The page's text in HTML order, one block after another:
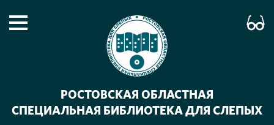
РОСТОВСКАЯ ОБЛАСТНАЯ
СПЕЦИАЛЬНАЯ БИБЛИОТЕКА ДЛЯ СЛЕПЫХ